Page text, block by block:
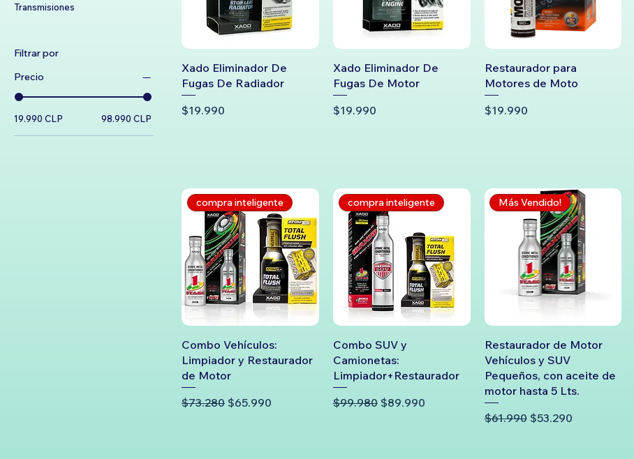
Transmisiones
Filtrar por
Precio
19.990 CLP 98.990 CLP
Xado Eliminador De
Fugas De Radiador
Precio
$19.990
Xado Eliminador De
Fugas De Motor
Precio
$19.990
Restaurador para
Motores de Moto
Precio
$19.990
compra inteligente
Combo Vehículos:
Limpiador y Restaurador
de Motor
Precio
$73.280 Precio de oferta
$65.990
compra inteligente
Combo SUV y
Camionetas:
Limpiador+Restaurador
Precio
$99.980 Precio de oferta
$89.990
Más Vendido!
Restaurador de Motor
Vehículos y SUV
Pequeños, con aceite de
motor hasta 5 Lts.
Precio
$61.990 Precio de oferta
$53.290